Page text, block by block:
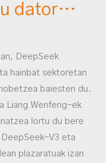
dator…
DeepSeek
hainbat sektoretan
baiesten du.
Liang Wenfeng-ek
lortu du bere
V3 eta
plazaratuak izan